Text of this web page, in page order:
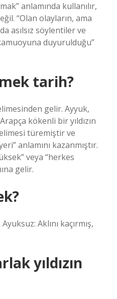
anlamında kullanılır,
“Olan olayların, ama
asılsız söylentiler ve
duyurulduğu”
tarih?
gelir. Ayyuk,
kökenli bir yıldızın
türemiştir ve
anlamını kazanmıştır.
veya “herkes
gelir.
Aklını kaçırmış,
yıldızın